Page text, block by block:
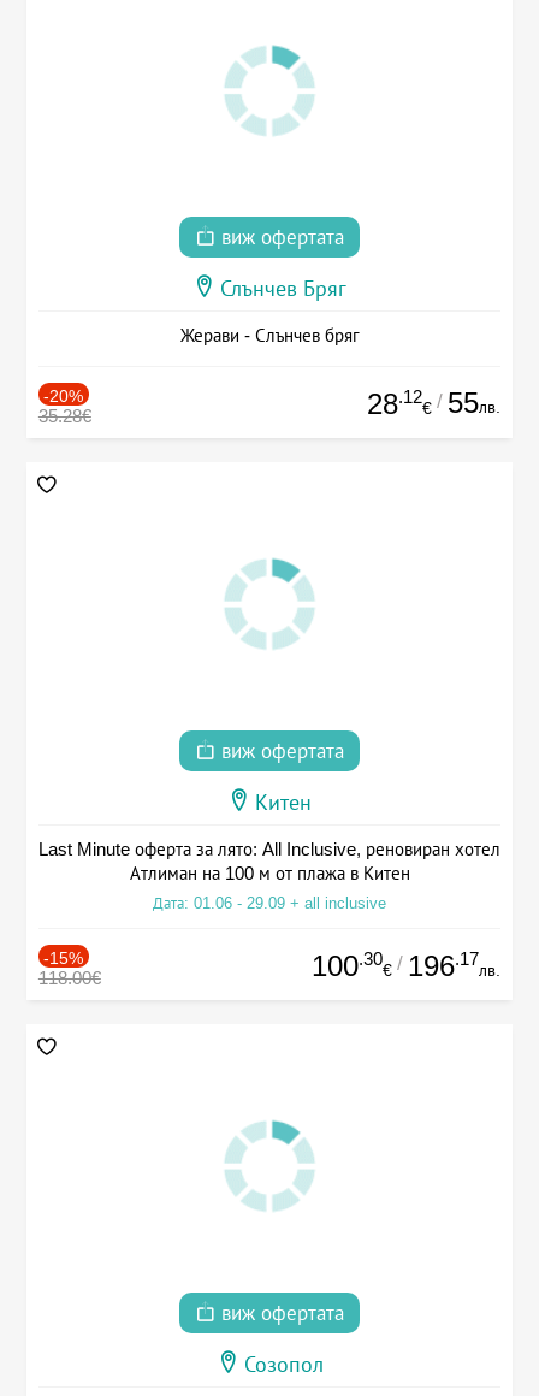
виж офертата
Слънчев Бряг
Жерави - Слънчев бряг
-20%
35.28€ 28.12
€ / 55лв.
виж офертата
Китен
Last Minute оферта за лято: All Inclusive, реновиран хотел
Атлиман на 100 м от плажа в Китен
Дата: 01.06 - 29.09 + all inclusive
-15%
118.00€ 100.30
€ / 196.17
лв.
виж офертата
Созопол